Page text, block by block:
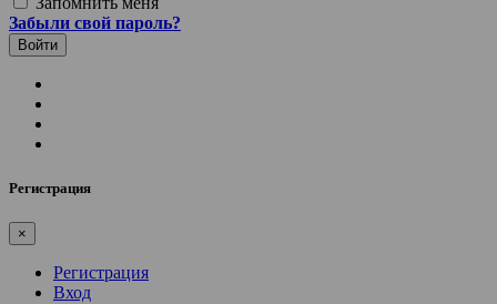
Забыли свой пароль?
Регистрация
×
Регистрация
Вход